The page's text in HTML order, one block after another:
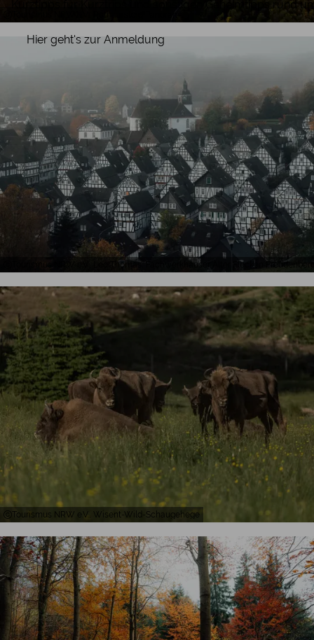
Tourismus NRW e.V., Leo Thomas, Fachwerkhäuser Alter Flecken
Tourismus NRW e.V., Wisent-Wild-Schaugehege
Kurztipps für Kurztrips und sonstigen Geheimtipps rund
Hier geht's zur Anmeldung